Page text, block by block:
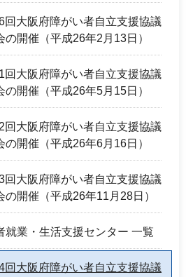
回大阪府障がい者自立支援協議
の開催（平成26年2月13日）
回大阪府障がい者自立支援協議
の開催（平成26年5月15日）
回大阪府障がい者自立支援協議
の開催（平成26年6月16日）
回大阪府障がい者自立支援協議
の開催（平成26年11月28日）
就業・生活支援センター 一覧
回大阪府障がい者自立支援協議